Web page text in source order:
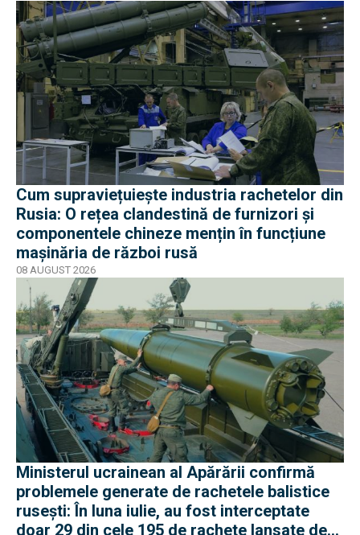
Cum supraviețuiește industria rachetelor din
Rusia: O rețea clandestină de furnizori și
componentele chineze mențin în funcțiune
mașinăria de război rusă
08 AUGUST 2026
Ministerul ucrainean al Apărării confirmă
problemele generate de rachetele balistice
rusești: În luna iulie, au fost interceptate
doar 29 din cele 195 de rachete lansate de